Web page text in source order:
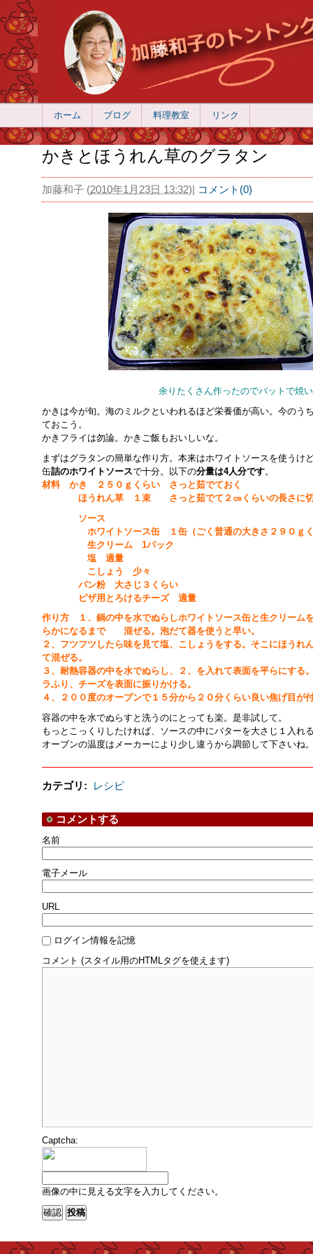
ホーム ブログ 料理教室 リンク
かきとほうれん草のグラタン
加藤和子 (2010年1月23日 13:32)| コメント(0)
余りたくさん作ったのでバットで焼
かきは今が旬。海のミルクといわれるほど栄養価が高い。今のう
ておこう。
かきフライは勿論。かきご飯もおいしいな。
まずはグラタンの簡単な作り方。本来はホワイトソースを使うけ
缶詰のホワイトソースで十分。以下の分量は4人分です。
材料 かき ２５０ｇくらい さっと茹でておく
ほうれん草 １束 さっと茹でて２㎝くらいの長さに
ソース
ホワイトソース缶 １缶（ごく普通の大きさ２９０ｇく
生クリーム 1パック
塩 適量
こしょう 少々
パン粉 大さじ３くらい
ピザ用とろけるチーズ 適量
作り方 １、鍋の中を水でぬらしホワイトソース缶と生クリーム
らかになるまで 混ぜる。泡だて器を使うと早い。
２、フツフツしたら味を見て塩、こしょうをする。そこにほうれ
て混ぜる。
３、耐熱容器の中を水でぬらし、２、を入れて表面を平らにする
ラふり、チーズを表面に振りかける。
４、２００度のオーブンで１５分から２０分くらい良い焦げ目が
容器の中を水でぬらすと洗うのにとっても楽。是非試して。
もっとこっくりしたければ、ソースの中にバターを大さじ１入れ
オーブンの温度はメーカーにより少し違うから調節して下さいね
カテゴリ : レシピ
コメントする
名前
電子メール
URL
ログイン情報を記憶
コメント (スタイル用のHTMLタグを使えます)
Captcha:
画像の中に見える文字を入力してください。